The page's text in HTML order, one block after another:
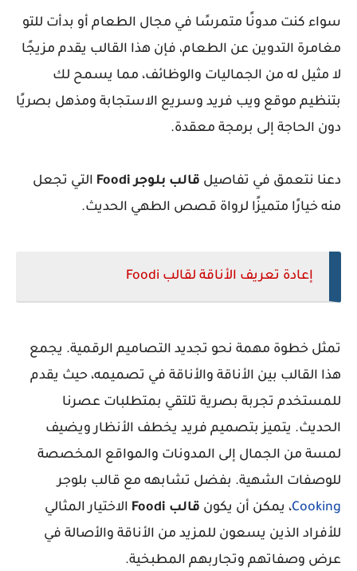
سواء كنت مدونًا متمرسًا في مجال الطعام أو بدأت للتو
مغامرة التدوين عن الطعام، فإن هذا القالب يقدم مزيجًا
لا مثيل له من الجماليات والوظائف، مما يسمح لك
بتنظيم موقع ويب فريد وسريع الاستجابة ومذهل بصريًا
دون الحاجة إلى برمجة معقدة.
دعنا نتعمق في تفاصيل قالب بلوجر Foodi
التي تجعل
منه خيارًا متميزًا لرواة قصص الطهي الحديث.
إعادة تعريف الأناقة لقالب Foodi
تمثل خطوة مهمة نحو تجديد التصاميم الرقمية. يجمع
هذا القالب بين الأناقة والأناقة في تصميمه، حيث يقدم
للمستخدم تجربة بصرية تلتقي بمتطلبات عصرنا
الحديث. يتميز بتصميم فريد يخطف الأنظار ويضيف
لمسة من الجمال إلى المدونات والمواقع المخصصة
للوصفات الشهية. بفضل تشابهه مع قالب بلوجر
Cooking، يمكن أن يكون قالب Foodi
الاختيار المثالي
للأفراد الذين يسعون للمزيد من الأناقة والأصالة في
عرض وصفاتهم وتجاربهم المطبخية.